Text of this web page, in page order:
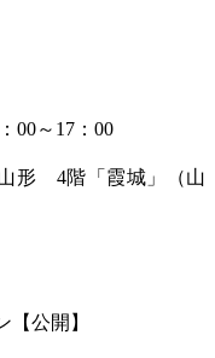
～17：00
形 4階「霞城」（山
公開】